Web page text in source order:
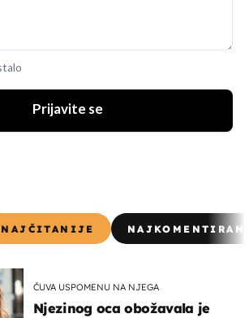
Prijavite se
NAJČITANIJE
ČUVA USPOMENU NA NJEGA
Njezinog oca obožavala je